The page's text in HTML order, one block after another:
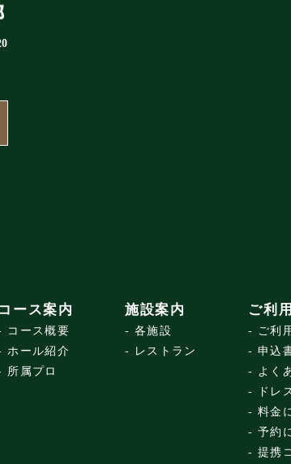
コース案内
コース概要
ホール紹介
所属プロ
施設案内
各施設
レストラン
ご利
ご利
申込
よく
ドレ
料金
予約
提携